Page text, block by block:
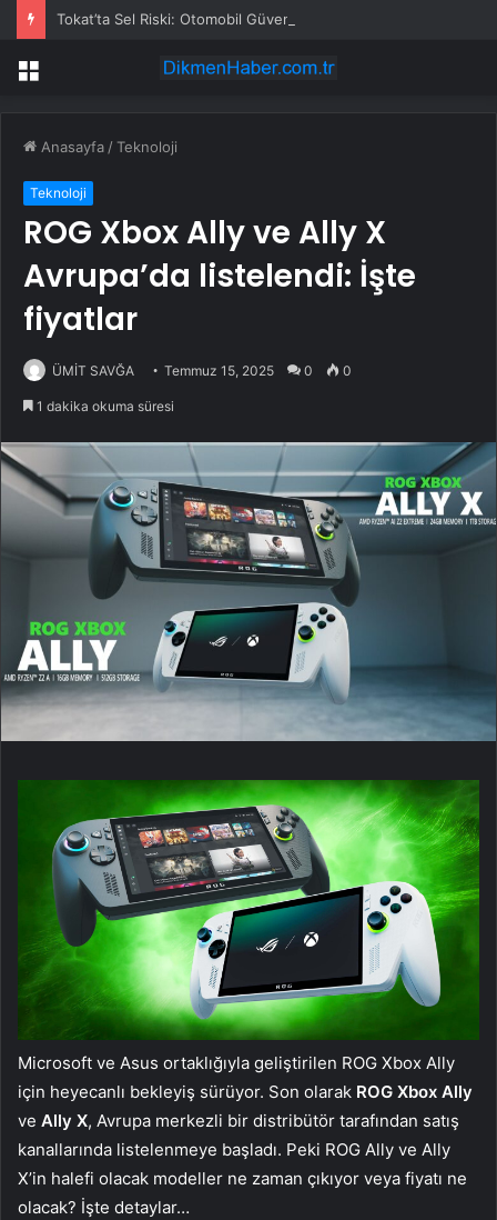
Tokat’ta Sel Riski: Otomobil Güvenli Alana Çekildi
Menü
Anasayfa /Teknoloji
Teknoloji
ROG Xbox Ally ve Ally X
Avrupa’da listelendi: İşte
fiyatlar
ÜMİT SAVĞA Temmuz 15, 2025 0 0
1 dakika okuma süresi
Microsoft ve Asus ortaklığıyla geliştirilen ROG Xbox Ally
için heyecanlı bekleyiş sürüyor. Son olarak ROG Xbox Ally
ve Ally X, Avrupa merkezli bir distribütör tarafından satış
kanallarında listelenmeye başladı. Peki ROG Ally ve Ally
X’in halefi olacak modeller ne zaman çıkıyor veya fiyatı ne
olacak? İşte detaylar…